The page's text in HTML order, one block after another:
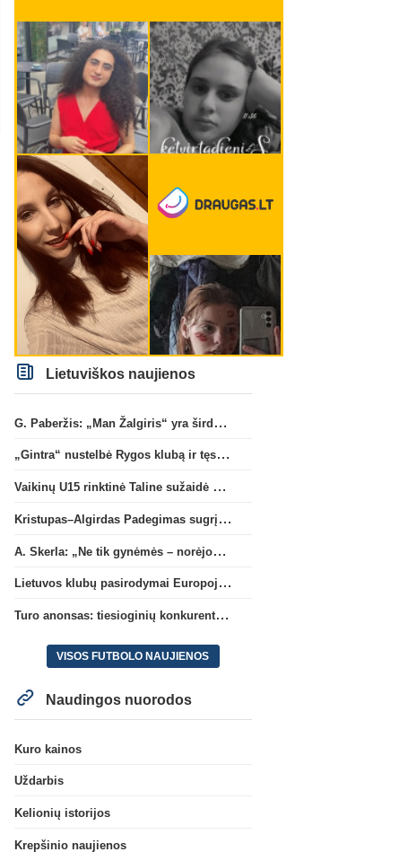
Lietuviškos naujienos
G. Paberžis: „Man Žalgiris“ yra širdyje“
„Gintra“ nustelbė Rygos klubą ir tęs kovas UEFA Europos taurės atrankoje
Vaikinų U15 rinktinė Taline sužaidė pirmąsias kontrolines rungtynes
Kristupas–Algirdas Padegimas sugrįžta į FC „Hegelmann” B sudėtį
A. Skerla: „Ne tik gynėmės – norėjome atakuoti“
Lietuvos klubų pasirodymai Europoje: patirti pralaimėjimai Kroatijos atstovams
Turo anonsas: tiesioginių konkurentų dvikova Gargžduose
VISOS FUTBOLO NAUJIENOS
Naudingos nuorodos
Kuro kainos
Uždarbis
Kelionių istorijos
Krepšinio naujienos